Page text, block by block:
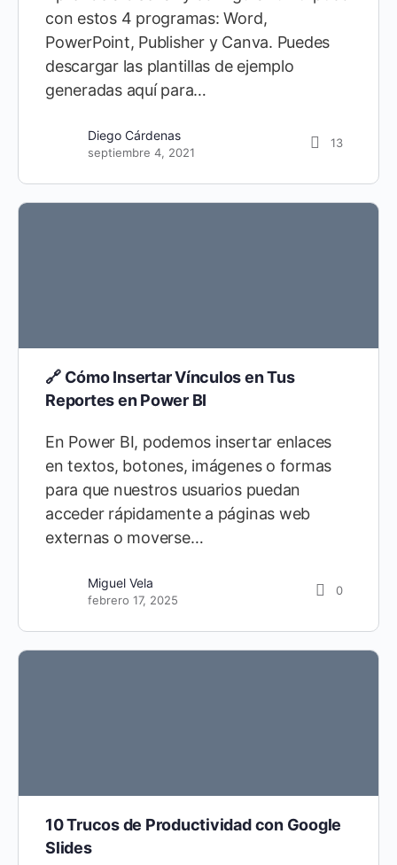
con estos 4 programas: Word,
PowerPoint, Publisher y Canva. Puedes
descargar las plantillas de ejemplo
generadas aquí para…
Diego Cárdenas
septiembre 4, 2021
13
🔗 Cómo Insertar Vínculos en Tus
Reportes en Power BI
En Power BI, podemos insertar enlaces
en textos, botones, imágenes o formas
para que nuestros usuarios puedan
acceder rápidamente a páginas web
externas o moverse…
Miguel Vela
febrero 17, 2025
0
10 Trucos de Productividad con Google
Slides